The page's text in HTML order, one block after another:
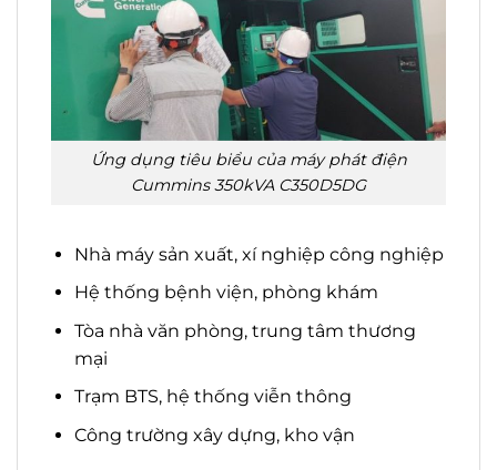
Ứng dụng tiêu biểu của máy phát điện
Cummins 350kVA C350D5DG
Nhà máy sản xuất, xí nghiệp công nghiệp
Hệ thống bệnh viện, phòng khám
Tòa nhà văn phòng, trung tâm thương
mại
Trạm BTS, hệ thống viễn thông
Công trường xây dựng, kho vận